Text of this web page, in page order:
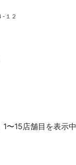
-１２
〜15店舗目を表示中